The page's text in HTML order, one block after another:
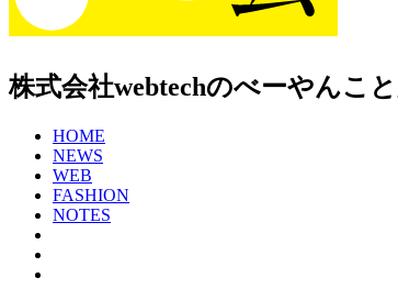
株式会社webtechのべーやんこ
HOME
NEWS
WEB
FASHION
NOTES